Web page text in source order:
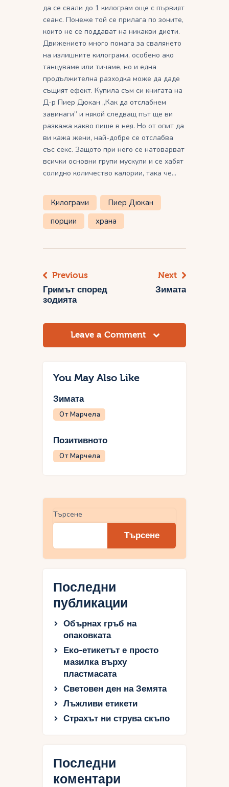
да се свали до 1 килограм още с първият
сеанс. Понеже той се прилага по зоните,
които не се поддават на никакви диети.
Движението много помага за свалянето
на излишните килограми, особено ако
танцуваме или тичаме, но и една
продължителна разходка може да даде
същият ефект. Купила съм си книгата на
Д-р Пиер Дюкан „Как да отслабнем
завинаги” и някой следващ път ще ви
разкажа какво пише в нея. Но от опит да
ви кажа жени, най-добре се отслабва
със секс. Защото при него се натоварват
всички основни групи мускули и се хабят
солидно количество калории, така че…
Килограми
Пиер Дюкан
порции
храна
Навигация
Previous
Гримът според
зодията
Next
Зимата
Leave a Comment
You May Also Like
Зимата
От Марчела
Позитивното
От Марчела
Търсене
Търсене
Последни
публикации
Обърнах гръб на
опаковката
Еко-етикетът е просто
мазилка върху
пластмасата
Световен ден на Земята
Лъжливи етикети
Страхът ни струва скъпо
Последни
коментари